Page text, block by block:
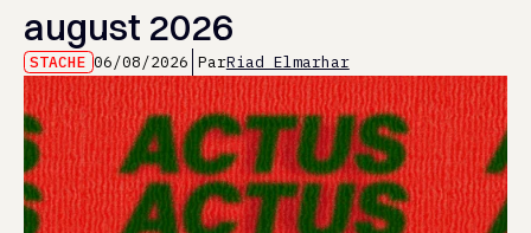
august 2026
STACHE 06/08/2026 ParRiad Elmarhar